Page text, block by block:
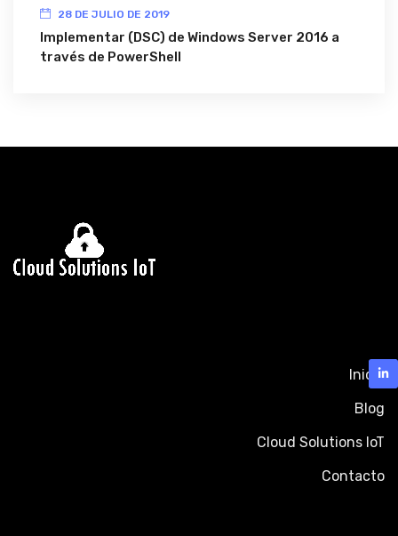
28 DE JULIO DE 2019
Implementar (DSC) de Windows Server 2016 a
través de PowerShell
Inicio
Blog
Cloud Solutions IoT
Contacto